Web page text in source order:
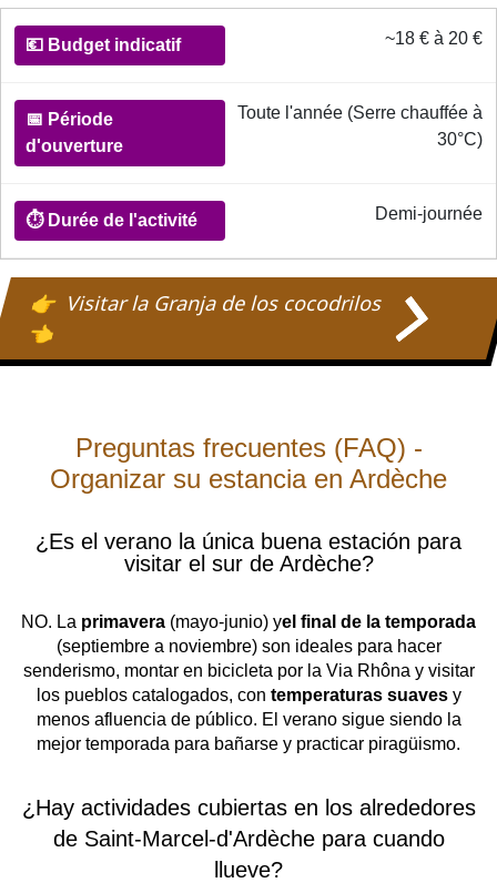
Informations pratiques sur la fermes aux crocodiles
💶
indicatif
Période
d'ouverture
Durée
de
~18 € à 20 €
Toute l'année (Serre chauffée à
30°C)
Demi-journée
Visitar la Granja de los cocodrilos
Preguntas frecuentes (FAQ) -
Organizar su estancia en Ardèche
¿Es el verano la única buena estación para
visitar el sur de Ardèche?
NO. La primavera (mayo-junio) yel final de la temporada
(septiembre a noviembre) son ideales para hacer
senderismo, montar en bicicleta por la Via Rhôna y visitar
los pueblos catalogados, con temperaturas suavesy
menos afluencia de público. El verano sigue siendo la
mejor temporada para bañarse y practicar piragüismo.
¿Hay actividades cubiertas en los alrededores
de Saint-Marcel-d'Ardèche para cuando
llueve?